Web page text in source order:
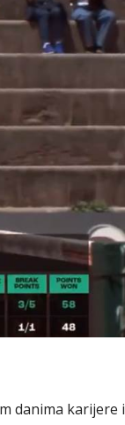
danima karijere i